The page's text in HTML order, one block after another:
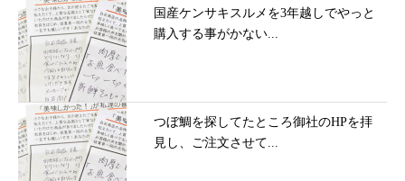
国産ケンサキスルメを3年越しでやっと
購入する事がかない...
つぼ鯛を探してたところ御社のHPを拝
見し、ご注文させて...